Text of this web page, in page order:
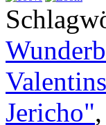
Jericho",